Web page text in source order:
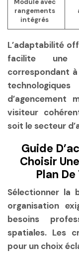
rangements
intégrés
L’adaptabilité
facilite une
correspondant
d’agencement
visiteur
soit le secteur
Guide
Choisir
Plan
Sélectionner la
organisation
besoins
spatiales. Les
pour un choix